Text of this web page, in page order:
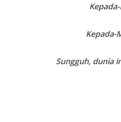
Kepada-
Sungguh, dunia